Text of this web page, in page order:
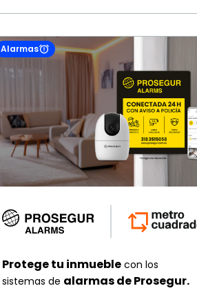
Alarmas
Protege tu inmueble con los
sistemas de alarmas de Prosegur.